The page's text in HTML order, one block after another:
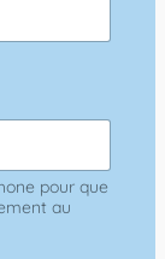
pour que
au